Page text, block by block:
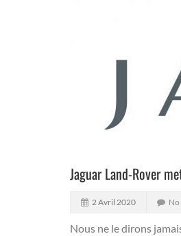
Jaguar Land-Rover
2 Avril 2020
Nous ne le dirons